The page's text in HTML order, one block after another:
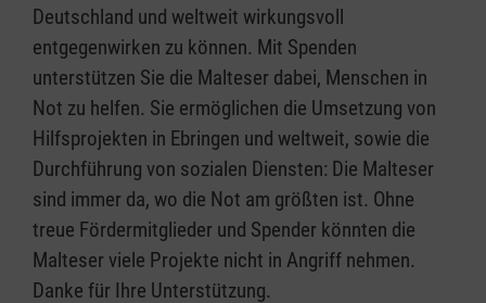
Deutschland und weltweit wirkungsvoll
entgegenwirken zu können. Mit Spenden
unterstützen Sie die Malteser dabei, Menschen in
Not zu helfen. Sie ermöglichen die Umsetzung von
Hilfsprojekten in Ebringen und weltweit, sowie die
Durchführung von sozialen Diensten: Die Malteser
sind immer da, wo die Not am größten ist. Ohne
treue Fördermitglieder und Spender könnten die
Malteser viele Projekte nicht in Angriff nehmen.
Danke für Ihre Unterstützung.